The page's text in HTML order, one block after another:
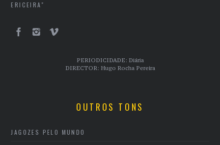
ERICEIRA"
PERIODICIDADE: Diária
DIRECTOR: Hugo Rocha Pereira
OUTROS TONS
JAGOZES PELO MUNDO